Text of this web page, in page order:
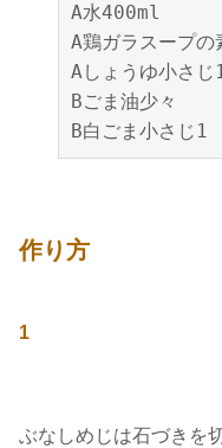
A水400ml
A鶏ガラスープの
Aしょうゆ小さじ
Bごま油少々
B白ごま小さじ1
作り方
1
ぶなしめじは石づきを